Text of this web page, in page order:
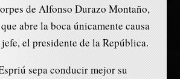
de Alfonso Durazo Montaño,
abre la boca únicamente causa
el presidente de la República.
sepa conducir mejor su